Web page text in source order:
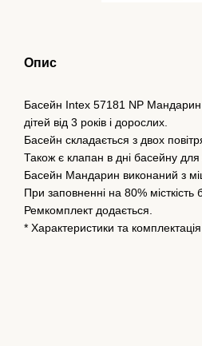
Опис
Басейн Intex 57181 NP Мандарин
дітей від 3 років і дорослих.
Басейн складається з двох
Також є клапан в дні басейну для
Басейн Мандарин виконаний з
При заповненні на 80%
Ремкомплект додається.
* Характеристики та